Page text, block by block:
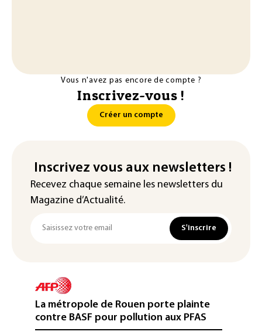
Vous n'avez pas encore de compte ?
Inscrivez-vous !
Créer un compte
Inscrivez vous aux newsletters !
Recevez chaque semaine les newsletters du
Magazine d’Actualité.
S'inscrire
La métropole de Rouen porte plainte
contre BASF pour pollution aux PFAS